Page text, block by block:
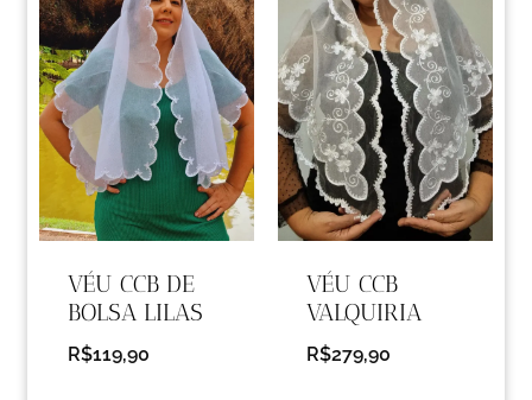
VÉU CCB DE
BOLSA LILAS
R$119,90
VÉU CCB
VALQUIRIA
R$279,90